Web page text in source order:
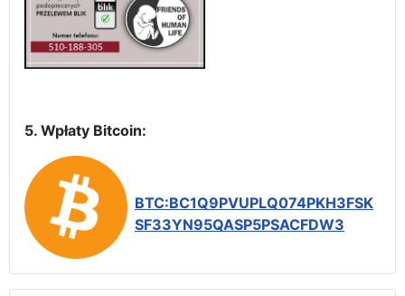
5. Wpłaty Bitcoin:
BTC:BC1Q9PVUPLQ074PKH3FSK
SF33YN95QASP5PSACFDW3